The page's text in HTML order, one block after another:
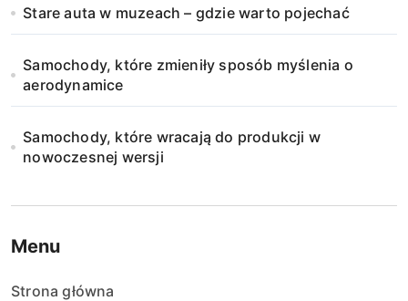
Stare auta w muzeach – gdzie warto pojechać
Samochody, które zmieniły sposób myślenia o
aerodynamice
Samochody, które wracają do produkcji w
nowoczesnej wersji
Menu
Strona główna